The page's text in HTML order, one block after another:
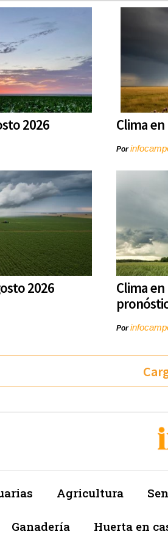
2026 Clima
Por
2026
Clima en
Por
Agricultura
Ganadería Huerta en